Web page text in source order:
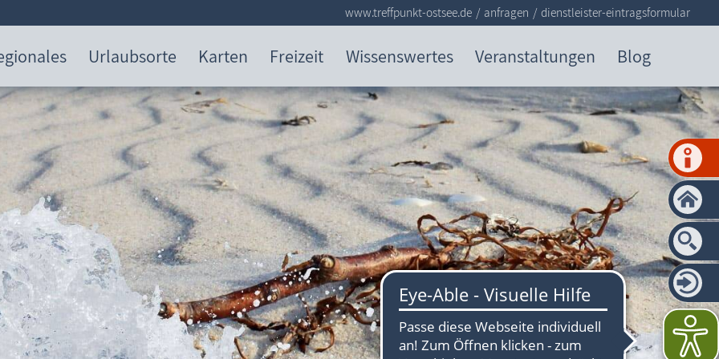
Urlaubsorte Karten Freizeit Wissenswertes Veranstaltungen Blog
www.treffpunkt-ostsee.de anfragen dienstleister-eintragsformular